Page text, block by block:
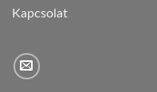
Kapcsolat